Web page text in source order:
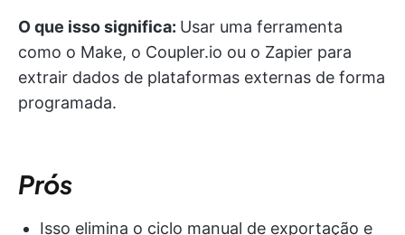
O que isso significa: Usar uma ferramenta
como o Make, o Coupler.io ou o Zapier para
extrair dados de plataformas externas de forma
programada.
Prós
Isso elimina o ciclo manual de exportação e